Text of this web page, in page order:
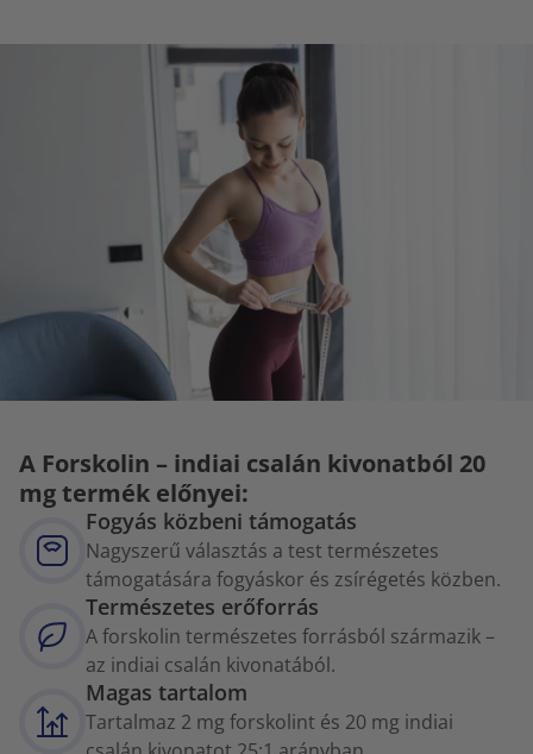
A Forskolin – indiai csalán kivonatból 20
mg termék előnyei:
Fogyás közbeni támogatás
Nagyszerű választás a test természetes
támogatására fogyáskor és zsírégetés közben.
Természetes erőforrás
A forskolin természetes forrásból származik –
az indiai csalán kivonatából.
Magas tartalom
Tartalmaz 2 mg forskolint és 20 mg indiai